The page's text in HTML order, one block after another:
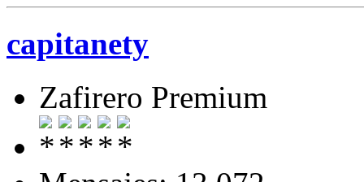
capitanety
Zafirero Premium